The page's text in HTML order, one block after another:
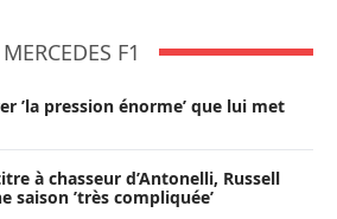
MERCEDES F1
’la pression énorme’ que lui met
à chasseur d’Antonelli, Russell
saison ’très compliquée’